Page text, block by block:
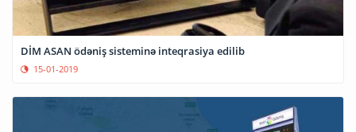
DİM ASAN ödəniş sisteminə inteqrasiya edilib
15-01-2019